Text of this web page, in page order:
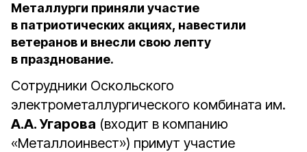
Металлурги приняли участие
в патриотических акциях, навестили
ветеранов и внесли свою лепту
в празднование.
Сотрудники Оскольского
электрометаллургического комбината им.
А.А. Угарова (входит в компанию
«Металлоинвест») примут участие